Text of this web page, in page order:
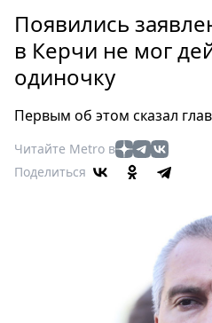
Россия
Мир
Здоровье
Туризм
Мода
Театр
Выставки
Пресс-
Появились
в Керчи не мог
одиночку
Первым об этом сказал
Читайте Metro в
Поделиться